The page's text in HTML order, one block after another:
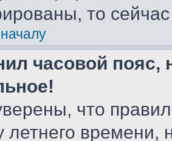
то
часовой пояс,
что
летнего